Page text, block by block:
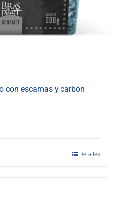
con escamas y carbón
Detalles